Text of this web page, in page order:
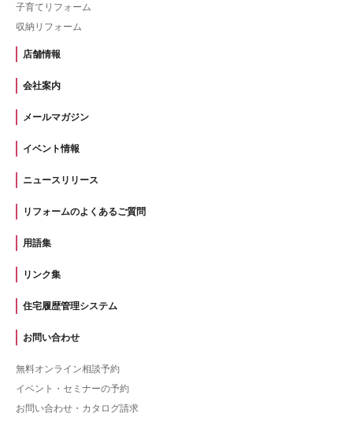
子育てリフォーム
収納リフォーム
店舗情報
会社案内
メールマガジン
イベント情報
ニュースリリース
リフォームのよくあるご質問
用語集
リンク集
住宅履歴管理システム
お問い合わせ
無料オンライン相談予約
イベント・セミナーの予約
お問い合わせ・カタログ請求